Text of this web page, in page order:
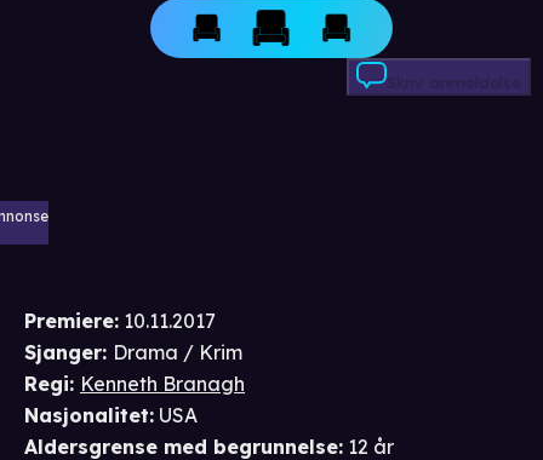
Skriv anmeldelse
Premiere: 10.11.2017
Sjanger: Drama / Krim
Regi: Kenneth Branagh
Nasjonalitet: USA
Aldersgrense med begrunnelse: 12 år